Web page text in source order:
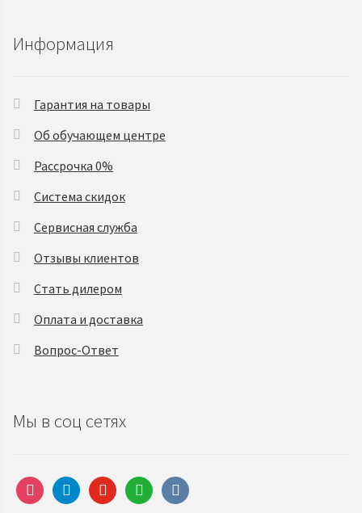
Информация
Гарантия на товары
Об обучающем центре
Рассрочка 0%
Система скидок
Сервисная служба
Отзывы клиентов
Стать дилером
Оплата и доставка
Вопрос-Ответ
Мы в соц сетях
instagramtelegramyoutubewhatsappvkontakte